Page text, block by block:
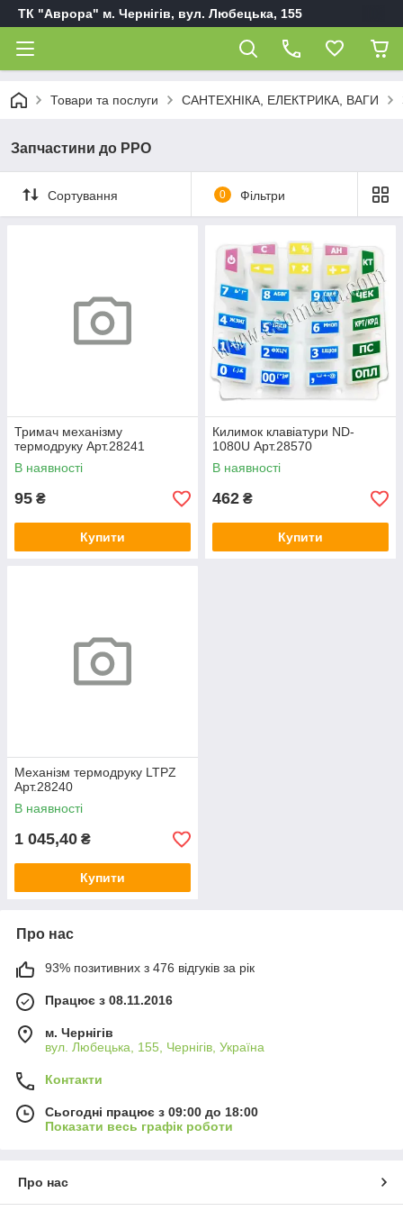
ТК "Аврора" м. Чернігів, вул. Любецька, 155
Товари та послуги САНТЕХНІКА, ЕЛЕКТРИКА, ВАГИ
Запчастини до РРО
Сортування 0 Фільтри
Тримач механізму
термодруку Арт.28241
В наявності
95 ₴
Купити
Килимок клавіатури ND-
1080U Арт.28570
В наявності
462 ₴
Купити
Механізм термодруку LTPZ
Арт.28240
В наявності
1 045,40 ₴
Купити
Про нас
93% позитивних з 476 відгуків за рік
Працює з 08.11.2016
м. Чернігів
вул. Любецька, 155, Чернігів, Україна
Контакти
Сьогодні працює з 09:00 до 18:00
Показати весь графік роботи
Про нас